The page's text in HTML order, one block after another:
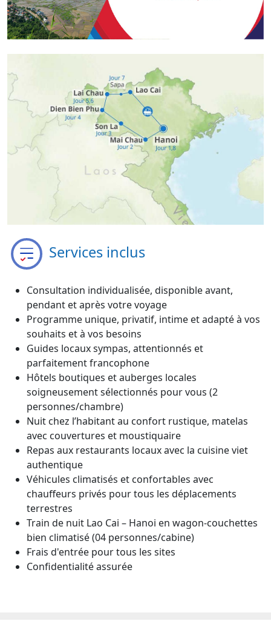
Services inclus
Consultation individualisée, disponible avant,
pendant et après votre voyage
Programme unique, privatif, intime et adapté à vos
souhaits et à vos besoins
Guides locaux sympas, attentionnés et
parfaitement francophone
Hôtels boutiques et auberges locales
soigneusement sélectionnés pour vous (2
personnes/chambre)
Nuit chez l’habitant au confort rustique, matelas
avec couvertures et moustiquaire
Repas aux restaurants locaux avec la cuisine viet
authentique
Véhicules climatisés et confortables avec
chauffeurs privés pour tous les déplacements
terrestres
Train de nuit Lao Cai – Hanoi en wagon-couchettes
bien climatisé (04 personnes/cabine)
Frais d'entrée pour tous les sites
Confidentialité assurée